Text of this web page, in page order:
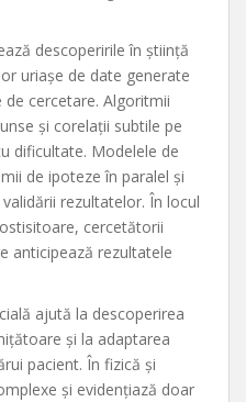
descoperirile în știință
uriașe de date generate
cercetare. Algoritmii
și corelații subtile pe
dificultate. Modelele de
de ipoteze în paralel și
rezultatelor. În locul
cercetătorii
anticipează rezultatele
ajută la descoperirea
și la adaptarea
pacient. În fizică și
și evidențiază doar